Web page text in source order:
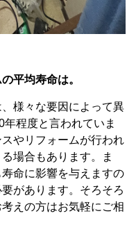
平均寿命は。
様々な要因によって異
程度と言われていま
やリフォームが行われ
場合もあります。ま
命に影響を与えますの
があります。そろそろ
えの方はお気軽にご相